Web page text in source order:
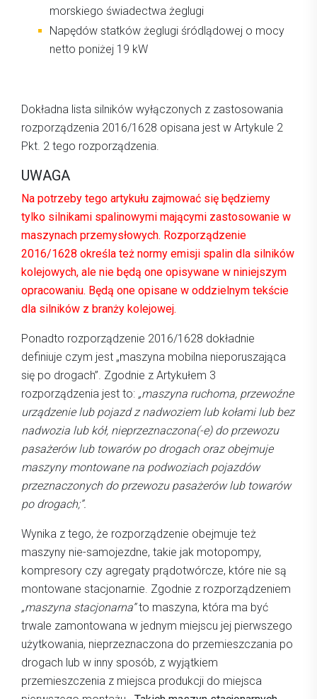
morskiego świadectwa żeglugi
Napędów statków żeglugi śródlądowej o mocy
netto poniżej 19 kW
Dokładna lista silników wyłączonych z zastosowania
rozporządzenia 2016/1628 opisana jest w Artykule 2
Pkt. 2 tego rozporządzenia.
UWAGA
Na potrzeby tego artykułu zajmować się będziemy
tylko silnikami spalinowymi mającymi zastosowanie w
maszynach przemysłowych. Rozporządzenie
2016/1628 określa też normy emisji spalin dla silników
kolejowych, ale nie będą one opisywane w niniejszym
opracowaniu. Będą one opisane w oddzielnym tekście
dla silników z branży kolejowej.
Ponadto rozporządzenie 2016/1628 dokładnie
definiuje czym jest „maszyna mobilna nieporuszająca
się po drogach”. Zgodnie z Artykułem 3
rozporządzenia jest to: „maszyna ruchoma, przewoźne
urządzenie lub pojazd z nadwoziem lub kołami lub bez
nadwozia lub kół, nieprzeznaczona(-e) do przewozu
pasażerów lub towarów po drogach oraz obejmuje
maszyny montowane na podwoziach pojazdów
przeznaczonych do przewozu pasażerów lub towarów
po drogach;”.
Wynika z tego, że rozporządzenie obejmuje też
maszyny nie-samojezdne, takie jak motopompy,
kompresory czy agregaty prądotwórcze, które nie są
montowane stacjonarnie. Zgodnie z rozporządzeniem
„maszyna stacjonarna”to maszyna, która ma być
trwale zamontowana w jednym miejscu jej pierwszego
użytkowania, nieprzeznaczona do przemieszczania po
drogach lub w inny sposób, z wyjątkiem
przemieszczenia z miejsca produkcji do miejsca